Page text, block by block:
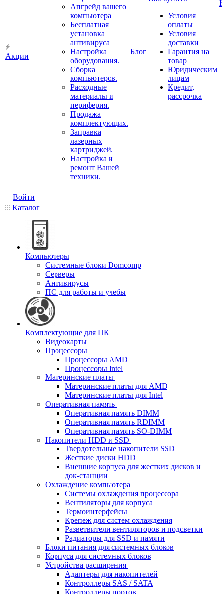
Акции
Апгрейд вашего
компьютера
Бесплатная
установка
антивируса
Настройка
оборудования.
Сборка
компьютеров.
Расходные
материалы и
периферия.
Продажа
комплектующих.
Заправка
лазерных
картриджей.
Настройка и
ремонт Вашей
техники.
Блог
Условия
оплаты
Условия
доставки
Гарантия на
товар
Юридическим
лицам
Кредит,
рассрочка
Войти
Каталог
Компьютеры
Системные блоки Domcomp
Серверы
Антивирусы
ПО для работы и учебы
Комплектующие для ПК
Видеокарты
Процессоры
Процессоры AMD
Процессоры Intel
Материнские платы
Материнские платы для AMD
Материнские платы для Intel
Оперативная память
Оперативная память DIMM
Оперативная память RDIMM
Оперативная память SO-DIMM
Накопители HDD и SSD
Твердотельные накопители SSD
Жесткие диски HDD
Внешние корпуса для жестких дисков и
док-станции
Охлаждение компьютера
Системы охлаждения процессора
Вентиляторы для корпуса
Термоинтерфейсы
Крепеж для систем охлаждения
Разветвители вентиляторов и подсветки
Радиаторы для SSD и памяти
Блоки питания для системных блоков
Корпуса для системных блоков
Устройства расширения
Адаптеры для накопителей
Контроллеры SAS / SATA
Контроллеры портов